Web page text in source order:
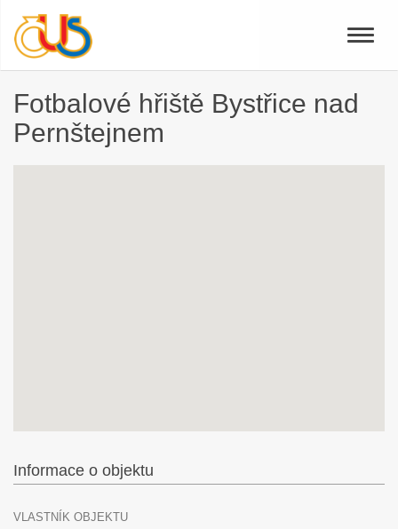
Toggle
Fotbalové hřiště Bystřice nad
Pernštejnem
Informace o objektu
VLASTNÍK OBJEKTU